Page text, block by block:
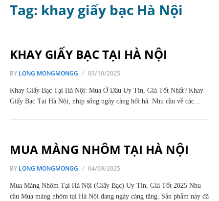
Tag: khay giấy bạc Hà Nội
KHAY GIẤY BẠC TẠI HÀ NỘI
BY LONG MONGMONGG 03/10/2025
Khay Giấy Bạc Tại Hà Nội: Mua Ở Đâu Uy Tín, Giá Tốt Nhất? Khay
Giấy Bạc Tại Hà Nội, nhịp sống ngày càng hối hả. Nhu cầu về các…
MUA MÀNG NHÔM TẠI HÀ NỘI
BY LONG MONGMONGG 04/09/2025
Mua Màng Nhôm Tại Hà Nội (Giấy Bạc) Uy Tín, Giá Tốt 2025 Nhu
cầu Mua màng nhôm tại Hà Nội đang ngày càng tăng. Sản phẩm này đã